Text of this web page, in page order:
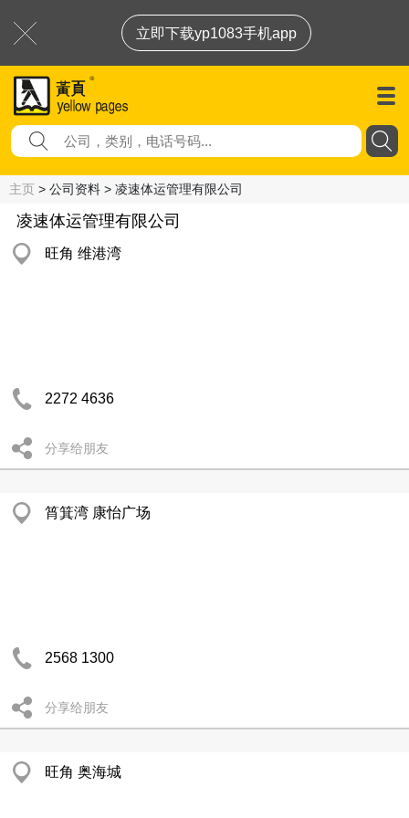
立即下载yp1083手机app
主页 > 公司资料 > 凌速体运管理有限公司
凌速体运管理有限公司
旺角 维港湾
2272 4636
分享给朋友
筲箕湾 康怡广场
2568 1300
分享给朋友
旺角 奥海城